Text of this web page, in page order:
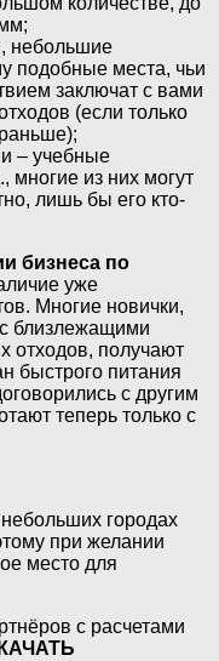
небольшие
подобные места, чьи
заключат с вами
(если только
– учебные
многие из них могут
лишь бы его кто-
бизнеса по
уже
Многие новички,
близлежащими
отходов, получают
быстрого питания
с другим
теперь только с
городах
при желании
место для
c расчетами